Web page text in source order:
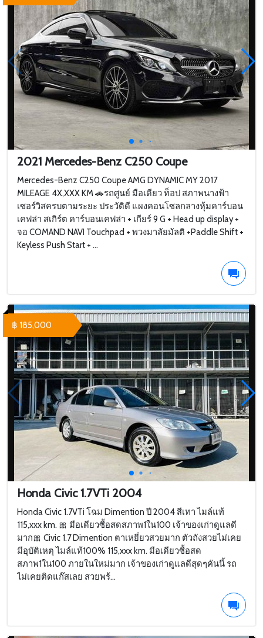
2021 Mercedes-Benz C250 Coupe
Mercedes-Benz C250 Coupe AMG DYNAMIC MY 2017
MILEAGE 4X,XXX KM 🚗รถศูนย์ มือเดียว ท็อป สภาพนางฟ้า
เซอร์วิสครบตามระยะ ประวัติดี แผงคอนโซลกลางหุ้มคาร์บอน
เคฟล่า สเกิร์ต คาร์บอนเคฟล่า + เกียร์ 9 G + Head up display +
จอ COMAND NAVI Touchpad + พวงมาลัยมัลติ +Paddle Shift +
Keyless Push Start + ...
Honda Civic 1.7VTi 2004
Honda Civic 1.7VTi โฉม Dimention ปี 2004 สีเทา ไมล์แท้
115,xxx km. 🎀 มือเดียวซื้อสดสภาพ1ใน100 เจ้าของเก่าดูแลดี
มาก🎀 Civic 1.7 Dimention ตาเหยี่ยวสวยมาก ตัวถังสวยไม่เคย
มีอุบัติเหตุ ไมล์แท้100% 115,xxx km. มือเดียวซื้อสด
สภาพ1ใน100 ภายในใหม่มาก เจ้าของเก่าดูแลดีสุดๆคันนี้ รถ
ไม่เคยติดแก๊สเลย สวยพร้...
฿ 185,000